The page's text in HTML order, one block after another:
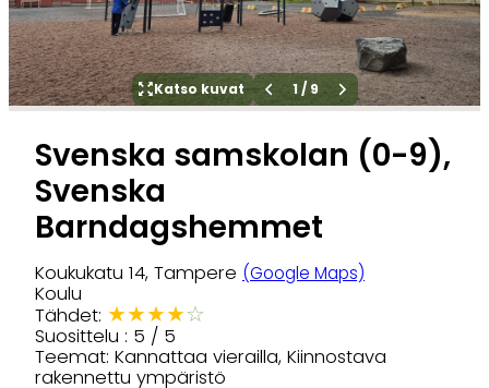
Katso kuvat 1 / 9
Svenska samskolan (0-9),
Svenska
Barndagshemmet
Koukukatu 14, Tampere (Google Maps)
Koulu
Tähdet: ★★★★☆
Suosittelu : 5 / 5
Teemat: Kannattaa vierailla, Kiinnostava
rakennettu ympäristö